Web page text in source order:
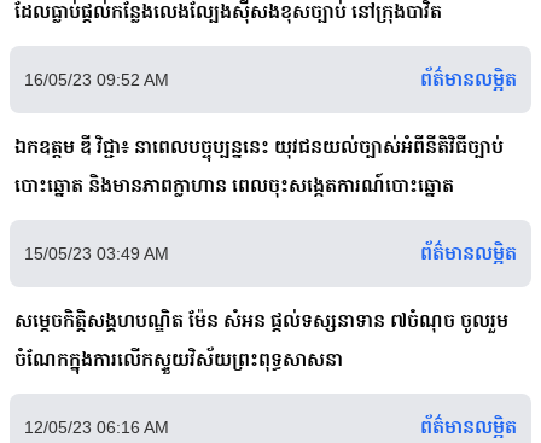
ដែលធ្លាប់ផ្តល់កន្លែងលេងល្បែងសុីសងខុសច្បាប់ នៅក្រុងបាវិត
16/05/23 09:52 AM ព័ត៌មានលម្អិត
ឯកឧត្តម ឌី វិជ្ជា៖ នាពេលបច្ចុប្បន្ននេះ យុវជនយល់ច្បាស់អំពីនីតិវិធីច្បាប់
បោះឆ្នោត និងមានភាពក្លាហាន ពេលចុះសង្កេតការណ៍បោះឆ្នោត
15/05/23 03:49 AM ព័ត៌មានលម្អិត
សម្តេចកិត្តិសង្គហបណ្ឌិត ម៉ែន សំអន ផ្តល់ទស្សនាទាន ៧ចំណុច ចូលរួម
ចំណែកក្នុងការលើកស្ទួយវិស័យព្រះពុទ្ធសាសនា
12/05/23 06:16 AM ព័ត៌មានលម្អិត